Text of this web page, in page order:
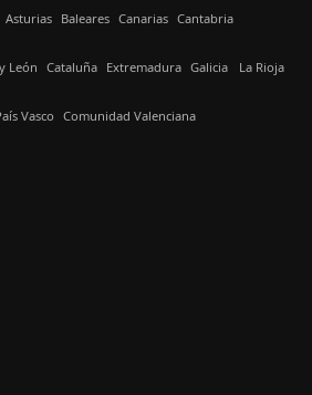
Asturias Baleares Canarias Cantabria
León Cataluña Extremadura Galicia La Rioja
Vasco Comunidad Valenciana